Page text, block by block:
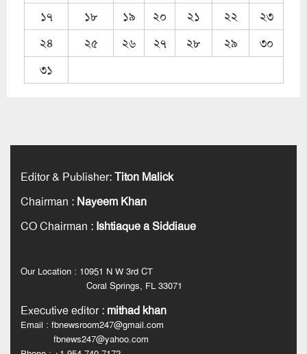
১৭
১৮ ১৯ ২০ ২১ ২২
২৩
২৪
২৫ ২৬ ২৭ ২৮ ২৯
৩০
৩১
Editor & Publisher:Titon Malick
Chairman : Nayeem Khan
CO Chairman : Ishtiaque a Siddiaue
Our Location : 10951 N W 3rd CT
Coral Springs, FL 33071
Executive editor: mithad khan
Email : fbnewsroom247@gmail.com
fbnews247@yahoo.com